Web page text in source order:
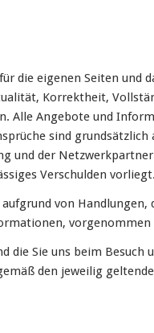
die eigenen Seiten und
Korrektheit,
Alle Angebote und
sind grundsätzlich
und der
Verschulden vorliegt.
von Handlungen,
vorgenommen
die Sie uns beim Besuch
den jeweilig